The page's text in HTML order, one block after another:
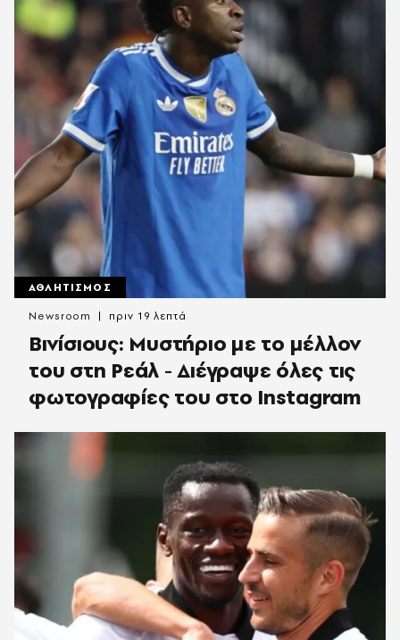
ΑΘΛΗΤΙΣΜΟΣ
Βινίσιους: Μυστήριο με το μέλλον
του στη Ρεάλ - Διέγραψε όλες τις
φωτογραφίες του στο Instagram
Newsroom πριν 19 λεπτά